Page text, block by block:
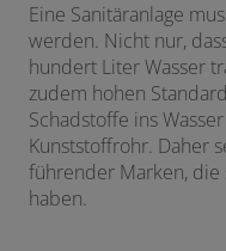
Eine Sanitäranlage
werden. Nicht nur,
hundert Liter Wasser
zudem hohen
Schadstoffe ins
Kunststoffrohr. Daher
führender Marken,
haben.